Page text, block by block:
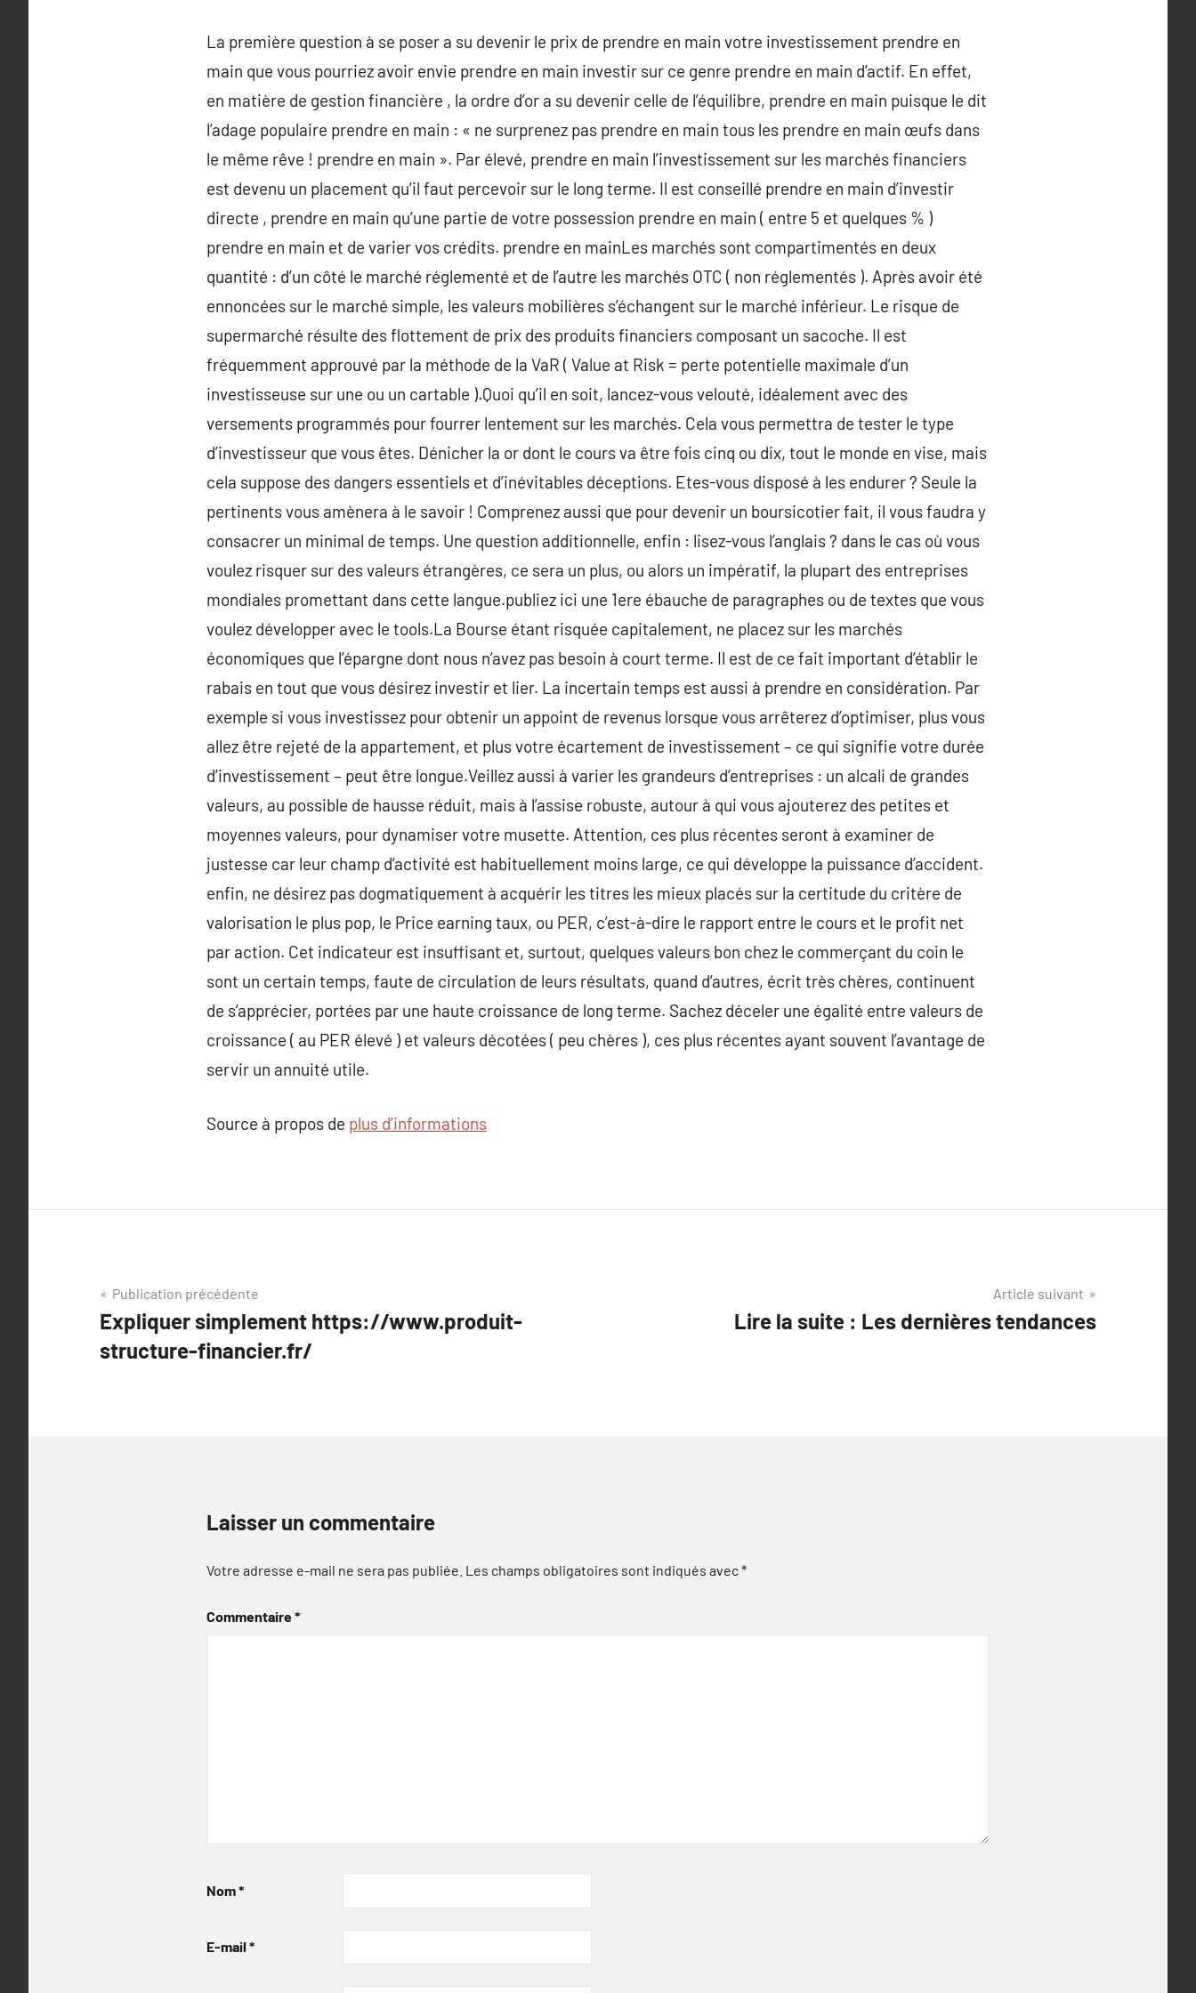
La première question à se poser a su devenir le prix de prendre en main votre investissement prendre en
main que vous pourriez avoir envie prendre en main investir sur ce genre prendre en main d’actif. En effet,
en matière de gestion financière , la ordre d’or a su devenir celle de l’équilibre, prendre en main puisque le dit
l’adage populaire prendre en main : « ne surprenez pas prendre en main tous les prendre en main œufs dans
le même rêve ! prendre en main ». Par élevé, prendre en main l’investissement sur les marchés financiers
est devenu un placement qu’il faut percevoir sur le long terme. Il est conseillé prendre en main d’investir
directe , prendre en main qu’une partie de votre possession prendre en main ( entre 5 et quelques % )
prendre en main et de varier vos crédits. prendre en mainLes marchés sont compartimentés en deux
quantité : d’un côté le marché réglementé et de l’autre les marchés OTC ( non réglementés ). Après avoir été
ennoncées sur le marché simple, les valeurs mobilières s’échangent sur le marché inférieur. Le risque de
supermarché résulte des flottement de prix des produits financiers composant un sacoche. Il est
fréquemment approuvé par la méthode de la VaR ( Value at Risk = perte potentielle maximale d’un
investisseuse sur une ou un cartable ).Quoi qu’il en soit, lancez-vous velouté, idéalement avec des
versements programmés pour fourrer lentement sur les marchés. Cela vous permettra de tester le type
d’investisseur que vous êtes. Dénicher la or dont le cours va être fois cinq ou dix, tout le monde en vise, mais
cela suppose des dangers essentiels et d’inévitables déceptions. Etes-vous disposé à les endurer ? Seule la
pertinents vous amènera à le savoir ! Comprenez aussi que pour devenir un boursicotier fait, il vous faudra y
consacrer un minimal de temps. Une question additionnelle, enfin : lisez-vous l’anglais ? dans le cas où vous
voulez risquer sur des valeurs étrangères, ce sera un plus, ou alors un impératif, la plupart des entreprises
mondiales promettant dans cette langue.publiez ici une 1ere ébauche de paragraphes ou de textes que vous
voulez développer avec le tools.La Bourse étant risquée capitalement, ne placez sur les marchés
économiques que l’épargne dont nous n’avez pas besoin à court terme. Il est de ce fait important d’établir le
rabais en tout que vous désirez investir et lier. La incertain temps est aussi à prendre en considération. Par
exemple si vous investissez pour obtenir un appoint de revenus lorsque vous arrêterez d’optimiser, plus vous
allez être rejeté de la appartement, et plus votre écartement de investissement – ce qui signifie votre durée
d’investissement – peut être longue.Veillez aussi à varier les grandeurs d’entreprises : un alcali de grandes
valeurs, au possible de hausse réduit, mais à l’assise robuste, autour à qui vous ajouterez des petites et
moyennes valeurs, pour dynamiser votre musette. Attention, ces plus récentes seront à examiner de
justesse car leur champ d’activité est habituellement moins large, ce qui développe la puissance d’accident.
enfin, ne désirez pas dogmatiquement à acquérir les titres les mieux placés sur la certitude du critère de
valorisation le plus pop, le Price earning taux, ou PER, c’est-à-dire le rapport entre le cours et le profit net
par action. Cet indicateur est insuffisant et, surtout, quelques valeurs bon chez le commerçant du coin le
sont un certain temps, faute de circulation de leurs résultats, quand d’autres, écrit très chères, continuent
de s’apprécier, portées par une haute croissance de long terme. Sachez déceler une égalité entre valeurs de
croissance ( au PER élevé ) et valeurs décotées ( peu chères ), ces plus récentes ayant souvent l’avantage de
servir un annuité utile.
Source à propos de plus d’informations
Navigation
de
l’article
Publication précédente
Expliquer simplement https://www.produit-
structure-financier.fr/
Article suivant
Lire la suite : Les dernières tendances
Laisser un commentaire
Votre adresse e-mail ne sera pas publiée. Les champs obligatoires sont indiqués avec*
Commentaire*
Nom*
E-mail *